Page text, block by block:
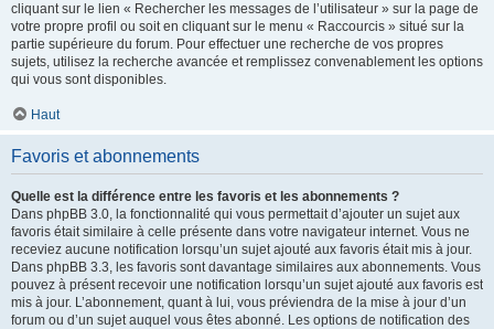
cliquant sur le lien « Rechercher les messages de l’utilisateur » sur la page de
votre propre profil ou soit en cliquant sur le menu « Raccourcis » situé sur la
partie supérieure du forum. Pour effectuer une recherche de vos propres
sujets, utilisez la recherche avancée et remplissez convenablement les options
qui vous sont disponibles.
Haut
Favoris et abonnements
Quelle est la différence entre les favoris et les abonnements ?
Dans phpBB 3.0, la fonctionnalité qui vous permettait d’ajouter un sujet aux
favoris était similaire à celle présente dans votre navigateur internet. Vous ne
receviez aucune notification lorsqu’un sujet ajouté aux favoris était mis à jour.
Dans phpBB 3.3, les favoris sont davantage similaires aux abonnements. Vous
pouvez à présent recevoir une notification lorsqu’un sujet ajouté aux favoris est
mis à jour. L’abonnement, quant à lui, vous préviendra de la mise à jour d’un
forum ou d’un sujet auquel vous êtes abonné. Les options de notification des